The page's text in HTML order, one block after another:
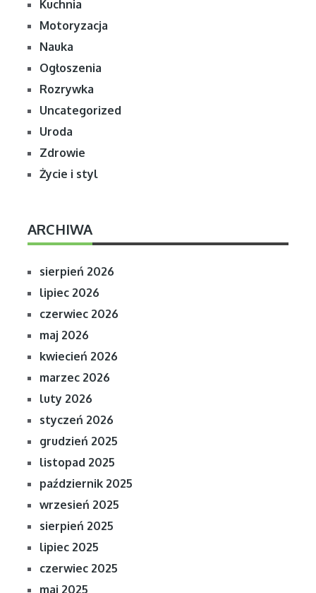
Kuchnia
Motoryzacja
Nauka
Ogłoszenia
Rozrywka
Uncategorized
Uroda
Zdrowie
Życie i styl
ARCHIWA
sierpień 2026
lipiec 2026
czerwiec 2026
maj 2026
kwiecień 2026
marzec 2026
luty 2026
styczeń 2026
grudzień 2025
listopad 2025
październik 2025
wrzesień 2025
sierpień 2025
lipiec 2025
czerwiec 2025
maj 2025